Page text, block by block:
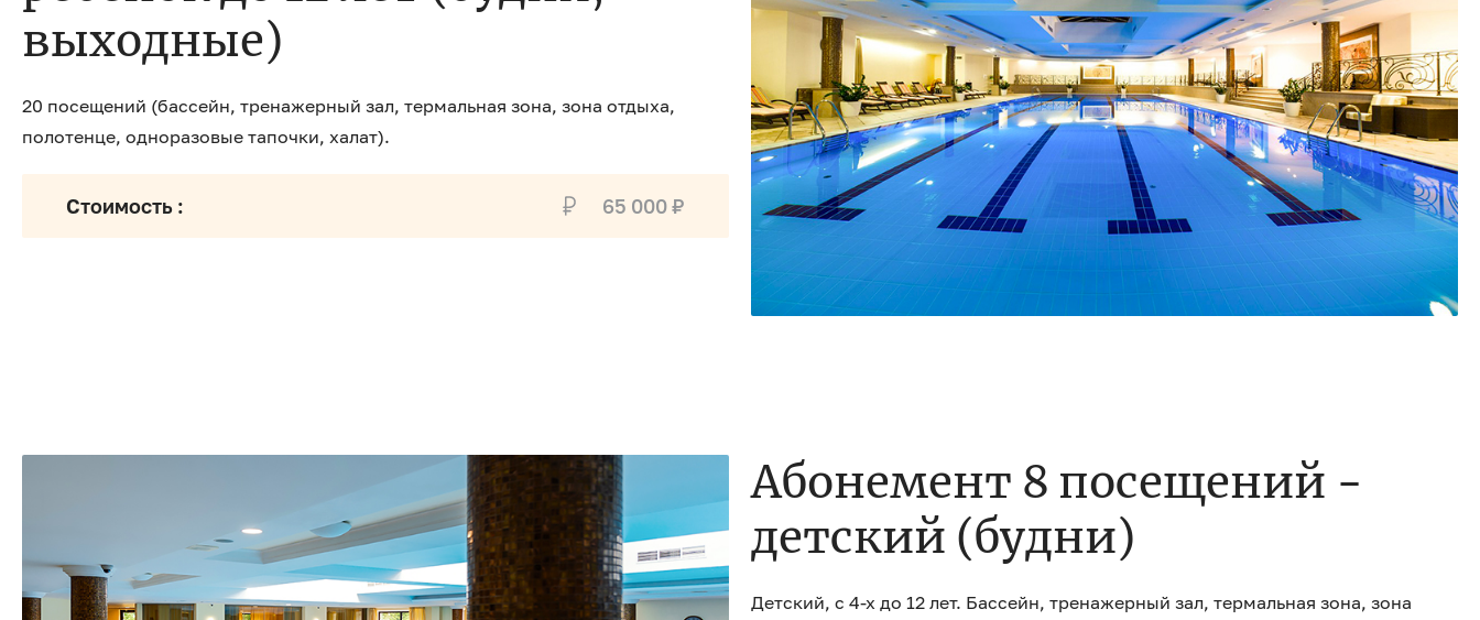
выходные)
20 посещений (бассейн, тренажерный зал, термальная зона, зона отдыха,
полотенце, одноразовые тапочки, халат).
Стоимость : 65 000 ₽
Абонемент 8 посещений -
детский (будни)
Детский, с 4-х до 12 лет. Бассейн, тренажерный зал, термальная зона, зона